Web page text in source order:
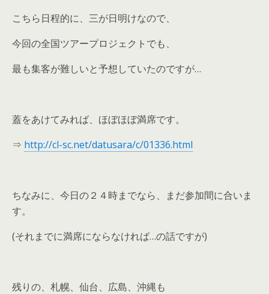
こちら日程的に、三が日明けなので、
今回の全国ツアープロジェクトでも、
最も集客が難しいと予想していたのですが…
蓋をあけてみれば、ほぼほぼ満席です。
⇒ http://cl-sc.net/datusara/c/01336.html
ちなみに、今日の２４時までなら、まだ参加間に合いま
す。
(それまでに満席にならなければ…の話ですが)
残りの、札幌、仙台、広島、沖縄も